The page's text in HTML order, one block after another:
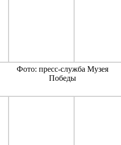
Фото: пресс-служба Музея
Победы